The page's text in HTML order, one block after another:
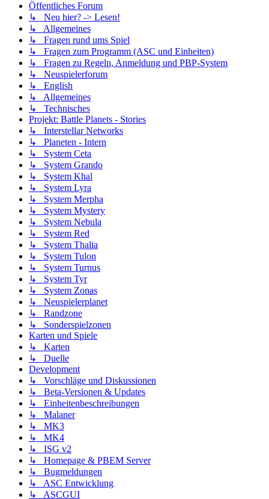
Öffentliches Forum
↳ Neu hier? -> Lesen!
↳ Allgemeines
↳ Fragen rund ums Spiel
↳ Fragen zum Programm (ASC und Einheiten)
↳ Fragen zu Regeln, Anmeldung und PBP-System
↳ Neuspielerforum
↳ English
↳ Allgemeines
↳ Technisches
Projekt: Battle Planets - Stories
↳ Interstellar Networks
↳ Planeten - Intern
↳ System Ceta
↳ System Grando
↳ System Khal
↳ System Lyra
↳ System Merpha
↳ System Mystery
↳ System Nebula
↳ System Red
↳ System Thalia
↳ System Tulon
↳ System Turnus
↳ System Tyr
↳ System Zonas
↳ Neuspielerplanet
↳ Randzone
↳ Sonderspielzonen
Karten und Spiele
↳ Karten
↳ Duelle
Development
↳ Vorschläge und Diskussionen
↳ Beta-Versionen & Updates
↳ Einheitenbeschreibungen
↳ Malaner
↳ MK3
↳ MK4
↳ ISG v2
↳ Homepage & PBEM Server
↳ Bugmeldungen
↳ ASC Entwicklung
↳ ASCGUI